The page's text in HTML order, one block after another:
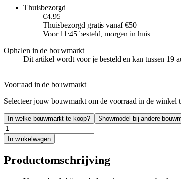
Thuisbezorgd
€4.95
Thuisbezorgd gratis vanaf €50
Voor 11:45 besteld, morgen in huis
Ophalen in de bouwmarkt
Dit artikel wordt voor je besteld en kan tussen 19
Voorraad in de bouwmarkt
Selecteer jouw bouwmarkt om de voorraad in de winkel
In welke bouwmarkt te koop? Showmodel bij andere
In winkelwagen
Productomschrijving